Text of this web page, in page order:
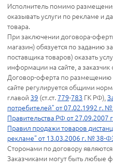
Исполнитель помимо
оказывать услуги по рекламе и
товара.
При заключении договора-
магазин) обязуется по заданию
поставщика товаров) оказать
информации на сайте, а заказчик
Договор-оферта по размещению
сайте регулируется общими
главой 39 (ст.ст. 779-783 ГК РФ),
потребителей" от 07.02.1992 г. №
Правительства РФ от
Правил продажи товаров
рекламе" от 13.03.2006 г. № 38-
Сторонами по договору
Заказчиками могут быть любые